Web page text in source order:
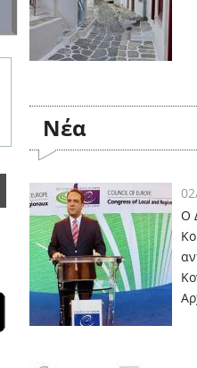
Nέα
Ο